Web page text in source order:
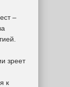
–
зреет
к